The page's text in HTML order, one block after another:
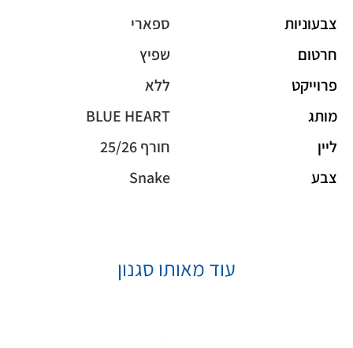
צבעוניות
ספארי
חרטום
שפיץ
פרוייקט
ללא
מותג
BLUE HEART
ליין
חורף 25/26
צבע
Snake
עוד מאותו סגנון